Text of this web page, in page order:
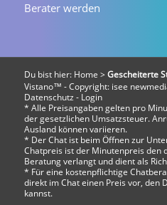
Berater werden
Du bist hier: Home > Gescheiterte
Vistano™ - Copyright: isee
Datenschutz - Login
* Alle Preisangaben gelten pro
der gesetzlichen Umsatzsteuer.
Ausland können variieren.
* Der Chat ist beim Öffnen zur
Chatpreis ist der Minutenpreis den
Beratung verlangt und dient als
* Für eine kostenpflichtige
direkt im Chat einen Preis vor, den
kannst.